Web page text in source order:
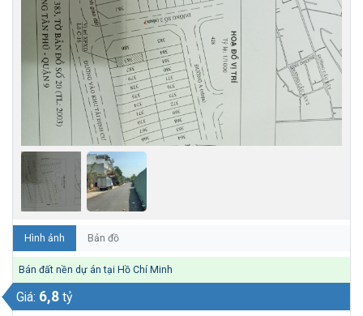
Hình ảnh Bản đồ
Bán đất nền dự án tại Hồ Chí Minh
Giá: 6,8 tỷ